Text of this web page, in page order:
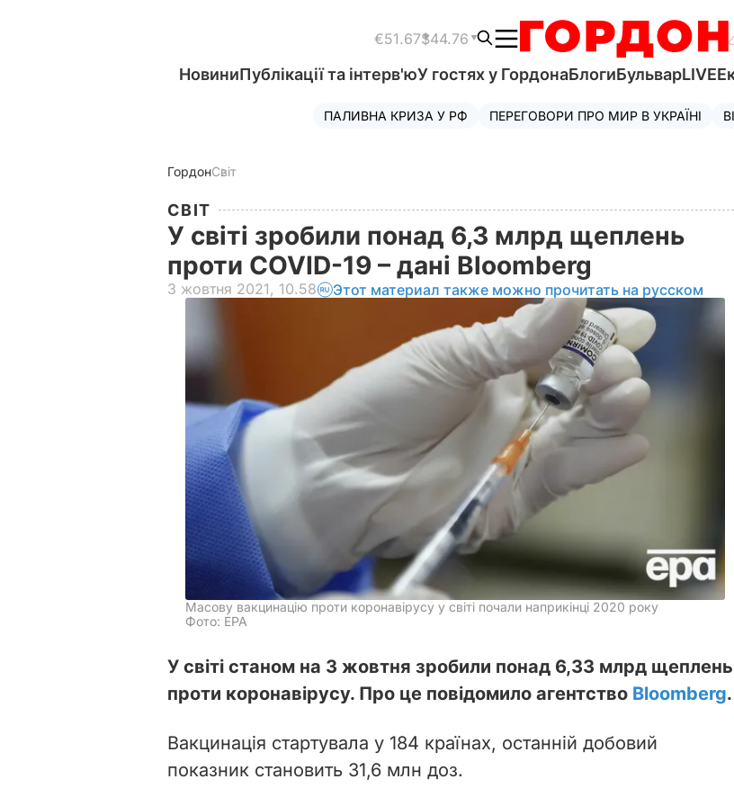
€51.67$44.76
НовиниПублікації та інтерв'юУ гостях у ГордонаБлогиБульварLIVE
ПАЛИВНА КРИЗА У РФ ПЕРЕГОВОРИ ПРО МИР В УКРАЇНІ
ГордонСвіт
СВІТ
У світі зробили понад 6,3 млрд щеплень
проти COVID-19 – дані Bloomberg
3 жовтня 2021, 10.58 Этот материал также можно прочитать на русском
Масову вакцинацію проти коронавірусу у світі почали наприкінці 2020 року
Фото: EPA
У світі станом на 3 жовтня зробили понад 6,33 млрд щеплень
проти коронавірусу. Про це повідомило агентство Bloomberg.
Вакцинація стартувала у 184 країнах, останній добовий
показник становить 31,6 млн доз.